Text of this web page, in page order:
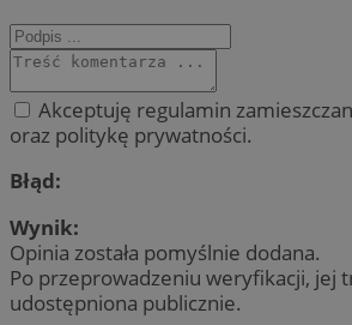
Akceptuję regulamin
oraz politykę prywatności.
Błąd:
Wynik:
Opinia została pomyślnie dodana.
Po przeprowadzeniu weryfikacji, jej
udostępniona publicznie.